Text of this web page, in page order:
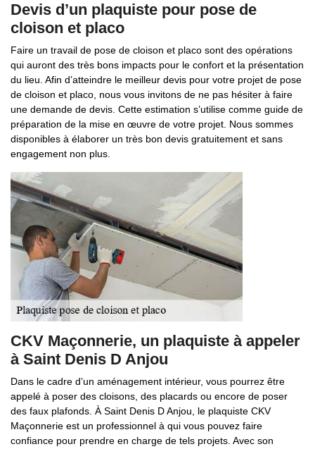
Devis d’un plaquiste pour pose de
cloison et placo
Faire un travail de pose de cloison et placo sont des opérations
qui auront des très bons impacts pour le confort et la présentation
du lieu. Afin d’atteindre le meilleur devis pour votre projet de pose
de cloison et placo, nous vous invitons de ne pas hésiter à faire
une demande de devis. Cette estimation s’utilise comme guide de
préparation de la mise en œuvre de votre projet. Nous sommes
disponibles à élaborer un très bon devis gratuitement et sans
engagement non plus.
CKV Maçonnerie, un plaquiste à appeler
à Saint Denis D Anjou
Dans le cadre d’un aménagement intérieur, vous pourrez être
appelé à poser des cloisons, des placards ou encore de poser
des faux plafonds. À Saint Denis D Anjou, le plaquiste CKV
Maçonnerie est un professionnel à qui vous pouvez faire
confiance pour prendre en charge de tels projets. Avec son